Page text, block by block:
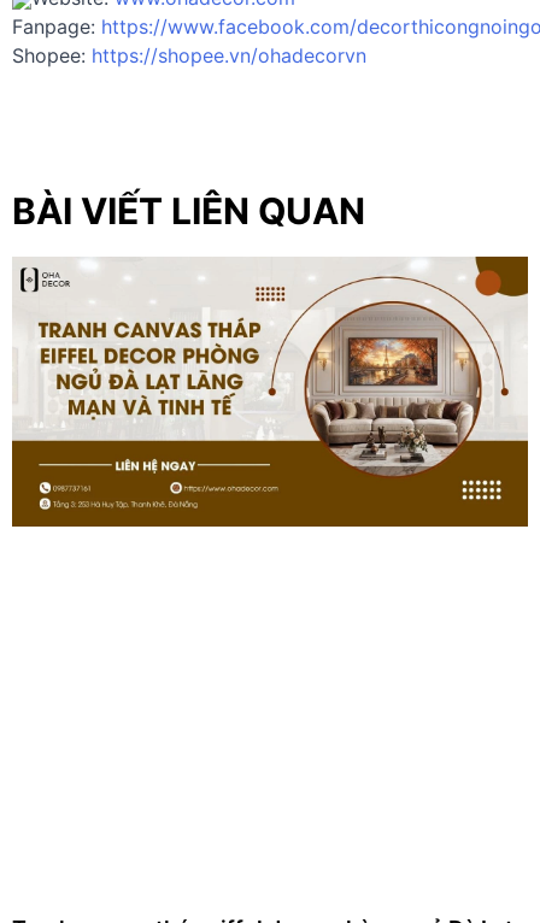
Fanpage: https://www.facebook.com/
Shopee: https://shopee.vn/ohadecorvn
BÀI VIẾT LIÊN QUAN